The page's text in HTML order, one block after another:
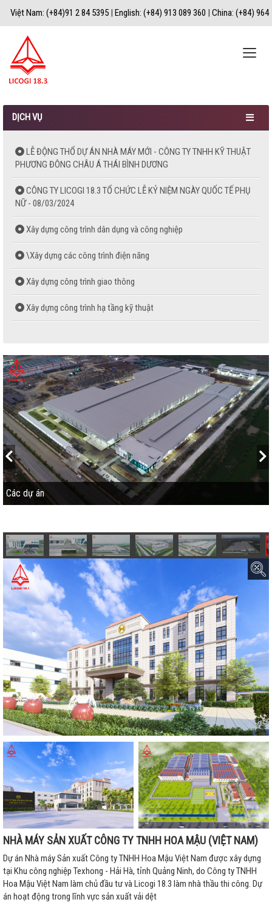
Việt Nam: (+84)91 2 84 5395 | English: (+84) 913 089 360 | China: (+84) 964
Toggle
DỊCH VỤ
LỄ ĐỘNG THỔ DỰ ÁN NHÀ MÁY MỚI - CÔNG TY TNHH KỸ THUẬT
PHƯƠNG ĐÔNG CHÂU Á THÁI BÌNH DƯƠNG
CÔNG TY LICOGI 18.3 TỔ CHỨC LỄ KỶ NIỆM NGÀY QUỐC TẾ PHỤ
NỮ - 08/03/2024
Xây dựng công trình dân dụng và công nghiệp
\Xây dựng các công trình điện năng
Xây dựng công trình giao thông
Xây dựng công trình hạ tầng kỹ thuật
Sản xuất gạch không nung
Sản xuất ván ép phủ phim
Các dự án
NHÀ MÁY SẢN XUẤT CÔNG TY TNHH HOA MẬU (VIỆT NAM)
Dự án Nhà máy Sản xuất Công ty TNHH Hoa Mậu Việt Nam được xây dựng
tại Khu công nghiệp Texhong - Hải Hà, tỉnh Quảng Ninh, do Công ty TNHH
Hoa Mậu Việt Nam làm chủ đầu tư và Licogi 18.3 làm nhà thầu thi công. Dự
án hoạt động trong lĩnh vực sản xuất vải dệt